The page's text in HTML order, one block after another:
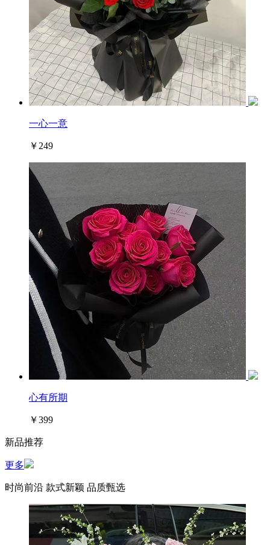
一心一意
￥249
心有所期
￥399
新品推荐
更多
时尚前沿 款式新颖 品质甄选